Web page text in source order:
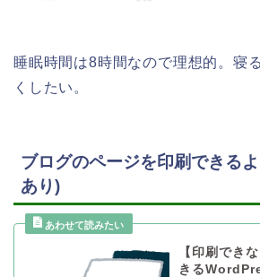
睡眠時間は8時間なので理想的。寝
くしたい。
ブログのページを印刷できる
あり)
【印刷でき
きる